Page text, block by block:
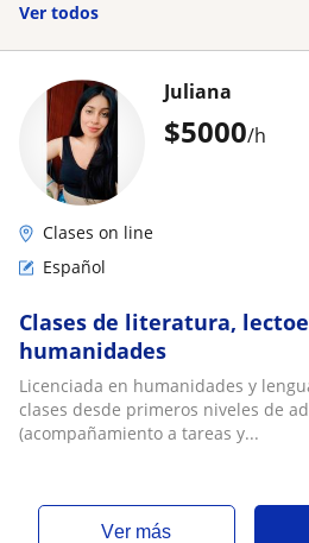
Ver todos
$5000/h
Juliana
Clases on line
Español
Clases de literatura,
humanidades
Licenciada en humanidades y
clases desde primeros niveles de
(acompañamiento a tareas y...
ver más